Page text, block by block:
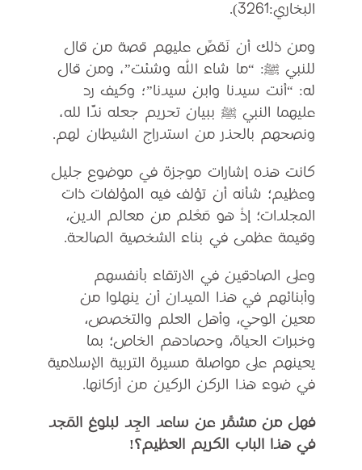
البخاري:3261).
ومن ذلك أن نَقصَّ عليهم قصة من قال
للنبي ﷺ: “ما شاء الله وشئت”، ومن قال
له: “أنت سيدنا وابن سيدنا”؛ وكيف رد
عليهما النبي ﷺ ببيان تحريم جعله ندًّا لله،
ونصحهم بالحذر من استدراج الشيطان لهم.
كانت هذه إشارات موجزة في موضوع جليل
وعظيم؛ شأنه أن تؤلف فيه المؤلفات ذات
المجلدات؛ إذْ هو مَعْلم من معالم الدين،
وقيمة عظمى في بناء الشخصية الصالحة.
وعلى الصادقين في الارتقاء بأنفسهم
وأبنائهم في هذا الميدان أن ينهلوا من
معين الوحي، وأهل العلم والتخصص،
وخبرات الحياة، وحصادهم الخاص؛ بما
يعينهم على مواصلة مسيرة التربية الإسلامية
في ضوء هذا الركن الركين من أركانها.
فهل من مشمِّر عن ساعد الجِد لبلوغ المَجد
في هذا الباب الكريم العظيم؟!